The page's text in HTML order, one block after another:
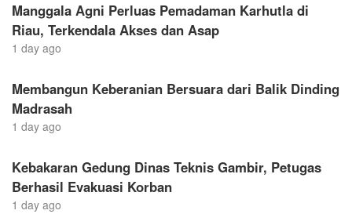
Manggala Agni Perluas Pemadaman Karhutla di
Riau, Terkendala Akses dan Asap
1 day ago
Membangun Keberanian Bersuara dari Balik Dinding
Madrasah
1 day ago
Kebakaran Gedung Dinas Teknis Gambir, Petugas
Berhasil Evakuasi Korban
1 day ago